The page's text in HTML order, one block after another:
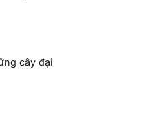
cây đại